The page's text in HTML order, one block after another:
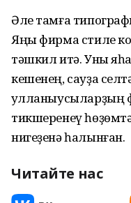
Әле тамға
Яңы фирма стиле
тәшкил итә. Уны
кешенең, сауҙа
ҡулланыусыларҙың
тикшеренеү
нигеҙенә һалынған.
Читайте нас